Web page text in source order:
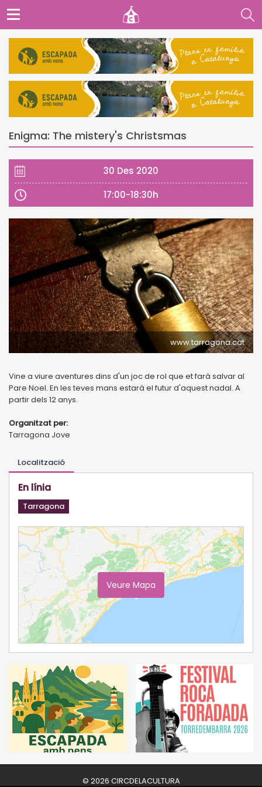
Enigma: The mistery's Christsmas
30 Des 2020
17:00-18:30h
www.tarragona.cat
Vine a viure aventures dins d'un joc de rol que et farà salvar al
Pare Noel. En les teves mans estarà el futur d'aquest nadal. A
partir dels 12 anys.
Organitzat per:
Tarragona Jove
Localització
En línia
Tarragona
Veure Mapa
© 2026 CIRCDELACULTURA